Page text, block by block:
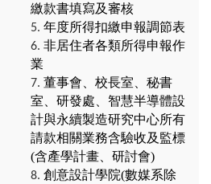
繳款書填寫及審核
年度所得扣繳申報調節表
非居住者各類所得申報作
業
董事會、校長室、秘書
室、研發處、智慧半導體設
計與永續製造研究中心所有
請款相關業務含驗收及監標
(含產學計畫、研討會)
創意設計學院(數媒系除